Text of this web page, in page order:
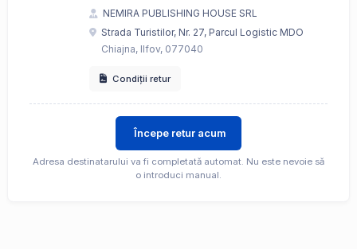
NEMIRA PUBLISHING HOUSE SRL
Strada Turistilor, Nr. 27, Parcul Logistic MDO
Chiajna, Ilfov, 077040
Condiții retur
Începe retur acum
Adresa destinatarului va fi completată automat. Nu este nevoie să
o introduci manual.